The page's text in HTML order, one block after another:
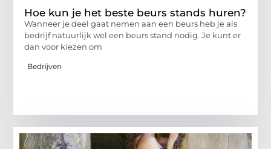
Hoe kun je het beste beurs stands huren?
Wanneer je deel gaat nemen aan een beurs heb je als
bedrijf natuurlijk wel een beurs stand nodig. Je kunt er
dan voor kiezen om
Bedrijven